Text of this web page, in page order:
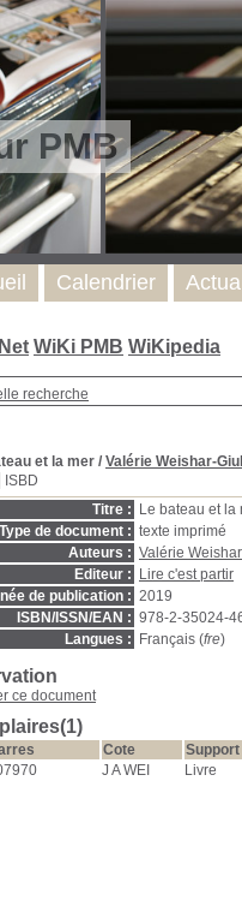
PMB
WiKi PMB WiKipedia
recherche
et la mer / Valérie Weishar-
ISBD
Titre :
Le bateau et la
Type de document : texte imprimé
Auteurs : Valérie
Editeur :
Lire c'est partir
de publication : 2019
ISBN/ISSN/EAN : 978-2-35024-
Langues :
Français (fre)
ce document
Cote
Support
J A WEI Livre
Calendrier